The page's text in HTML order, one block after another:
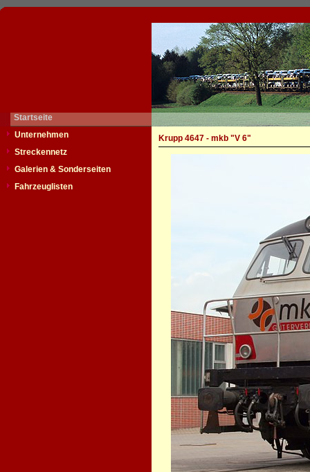
Startseite
Unternehmen
Streckennetz
Galerien & Sonderseiten
Fahrzeuglisten
Krupp 4647 - mkb "V 6"